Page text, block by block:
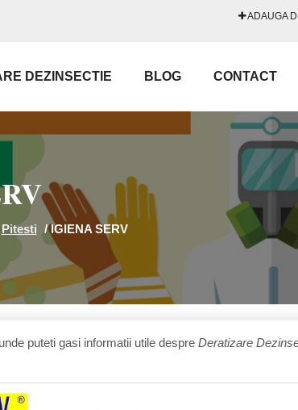
ADAUGA
DEZINSECTIE BLOG CONTACT
Pitesti /IGIENA SERV
puteti gasi informatii utile despre Deratizare